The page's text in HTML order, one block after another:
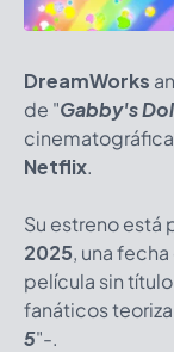
DreamWorks
de "Gabby's
Netflix.
Su estreno está
2025, una
película sin
fanáticos
5"-.